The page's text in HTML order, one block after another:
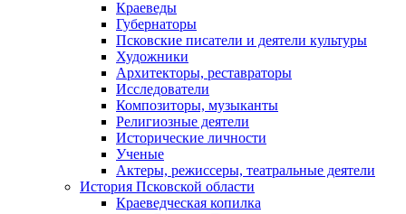
Краеведы
Губернаторы
Псковские писатели и деятели культуры
Художники
Архитекторы, реставраторы
Исследователи
Композиторы, музыканты
Религиозные деятели
Исторические личности
Ученые
Актеры, режиссеры, театральные деятели
История Псковской области
Краеведческая копилка